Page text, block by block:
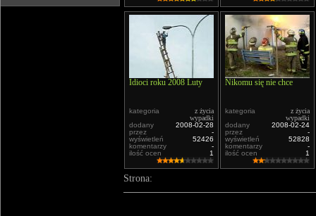
Idioci roku 2008 Luty
kategoria
z życia
wypadki
dodany
2008-02-28
przez
-
wyświetleń
52426
komentarzy
-
ilość ocen
1
Nikomu się nie chce
kategoria
z życia
wypadki
dodany
2008-02-24
przez
-
wyświetleń
52828
komentarzy
-
ilość ocen
1
Strona: